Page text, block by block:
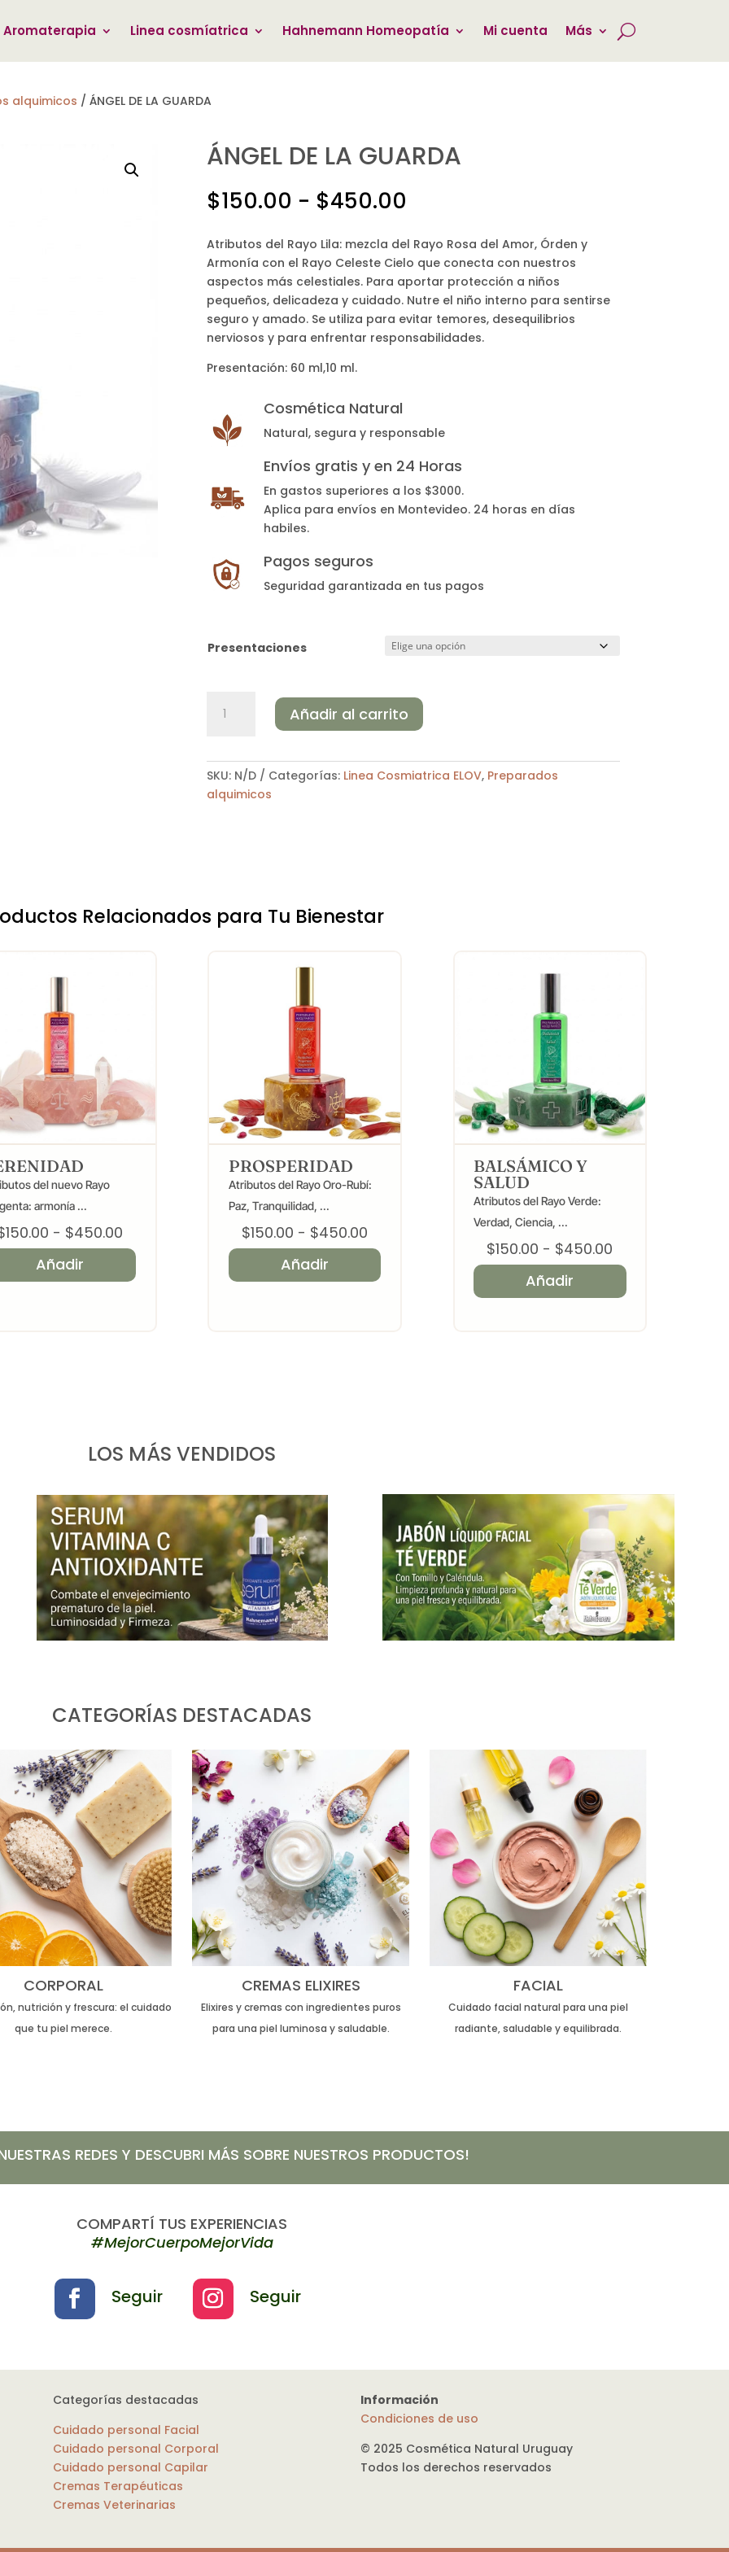
Aromaterapia Linea cosmíatrica Hahnemann Homeopatía Mi cuenta Más
alquimicos /ÁNGEL DE LA GUARDA
ÁNGEL DE LA GUARDA
$150.00 - $450.00
precios:
desde
$150.00
hasta
$450.00
Atributos del Rayo Lila: mezcla del Rayo Rosa del Amor, Órden y
Armonía con el Rayo Celeste Cielo que conecta con nuestros
aspectos más celestiales. Para aportar protección a niños
pequeños, delicadeza y cuidado. Nutre el niño interno para sentirse
seguro y amado. Se utiliza para evitar temores, desequilibrios
nerviosos y para enfrentar responsabilidades.
Presentación: 60 ml,10 ml.
Cosmética Natural
Natural, segura y responsable
Envíos gratis y en 24 Horas
En gastos superiores a los $3000.
Aplica para envíos en Montevideo. 24 horas en días
habiles.
Pagos seguros
Seguridad garantizada en tus pagos
Presentaciones
cantidad
Añadir al carrito
SKU: N/D Categorías: Linea Cosmiatrica ELOV, Preparados
alquimicos
Relacionados para Tu Bienestar
del nuevo Rayo
armonía ...
150.00 - $450.00Rango
de
precios:
Añadir
PROSPERIDAD
Atributos del Rayo Oro-Rubí:
Paz, Tranquilidad, ...
$150.00 - $450.00
de
precios:
Añadir
BALSÁMICO Y
SALUD
Atributos del Rayo Verde:
Verdad, Ciencia, ...
$150.00 - $450.00
de
precios:
Añadir
LOS MÁS VENDIDOS
CATEGORÍAS DESTACADAS
CORPORAL
nutrición y frescura: el cuidado
que tu piel merece.
CREMAS ELIXIRES
Elixires y cremas con ingredientes puros
para una piel luminosa y saludable.
FACIAL
Cuidado facial natural para una piel
radiante, saludable y equilibrada.
REDES Y DESCUBRI MÁS SOBRE NUESTROS PRODUCTOS!
COMPARTÍ TUS EXPERIENCIAS
#MejorCuerpoMejorVida
Seguir Seguir
Categorías destacadas
Cuidado personal Facial
Cuidado personal Corporal
Cuidado personal Capilar
Cremas Terapéuticas
Cremas Veterinarias
Información
Condiciones de uso
© 2025 Cosmética Natural Uruguay
Todos los derechos reservados